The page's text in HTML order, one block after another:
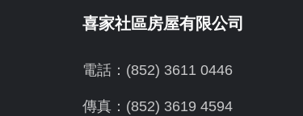
喜家社區房屋有限公司
電話：(852) 3611 0446
傳真：(852) 3619 4594